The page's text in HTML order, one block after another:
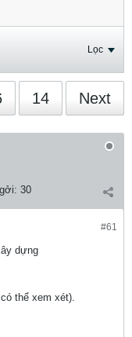
Lọc
14 Next
30
#61
dựng
thể xem xét).